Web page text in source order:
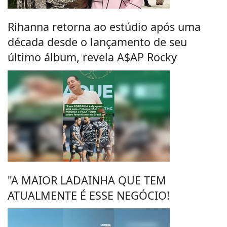
Rihanna retorna ao estúdio após uma
década desde o lançamento de seu
último álbum, revela A$AP Rocky
"A MAIOR LADAINHA QUE TEM
ATUALMENTE É ESSE NEGÓCIO!